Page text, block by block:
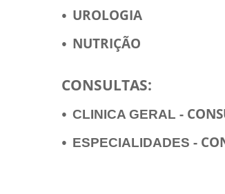
UROLOGIA
NUTRIÇÃO
CONSULTAS:
CLINICA GERAL -
ESPECIALIDADES -